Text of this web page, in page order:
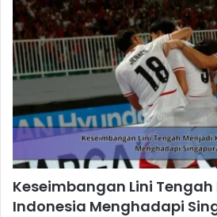
Keseimbangan Lini
Indonesia Menghadapi